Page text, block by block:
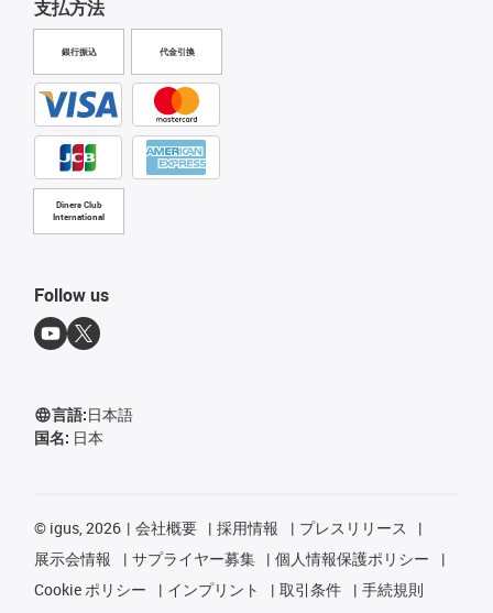
支払方法
銀行振込 代金引換
Diners Club
International
Follow us
言語:日本語
国名: 日本
© igus, 2026 会社概要 採用情報
プレスリリース
展示会情報
サプライヤー募集
個人情報保護ポリシー
Cookie ポリシー
インプリント 取引条件 手続規則